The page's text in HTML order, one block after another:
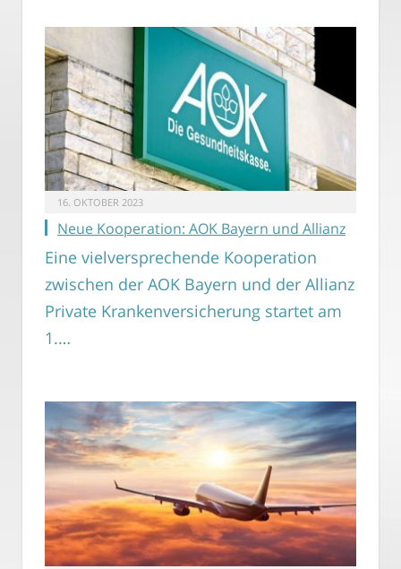
16. OKTOBER 2023
Neue Kooperation: AOK Bayern und Allianz
Eine vielversprechende Kooperation
zwischen der AOK Bayern und der Allianz
Private Krankenversicherung startet am
1.…